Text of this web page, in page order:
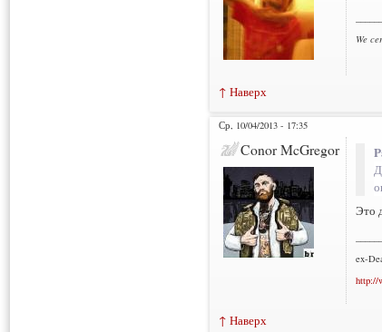
We
↑ Наверх
Ср, 10/04/2013 - 17:35
Conor McGregor
Это
ex-
http://
↑ Наверх